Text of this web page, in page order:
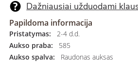
Dažniausiai užduodami
Papildoma informacija
Pristatymas:
2-4 d.d.
Aukso praba:
585
Aukso spalva:
Raudonas auksas